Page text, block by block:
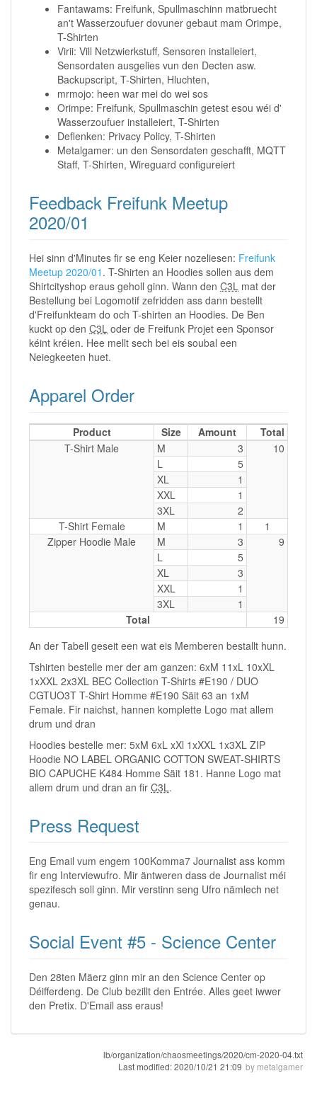
Fantawams: Freifunk, Spullmaschinn matbruecht
an't Wasserzoufuer dovuner gebaut mam Orimpe,
T-Shirten
Virii: Vill Netzwierkstuff, Sensoren installeiert,
Sensordaten ausgelies vun den Decten asw.
Backupscript, T-Shirten, Hluchten,
mrmojo: heen war mei do wei sos
Orimpe: Freifunk, Spullmaschin getest esou wéi d'
Wasserzoufuer installeiert, T-Shirten
Deflenken: Privacy Policy, T-Shirten
Metalgamer: un den Sensordaten geschafft, MQTT
Staff, T-Shirten, Wireguard configureiert
Feedback Freifunk Meetup
2020/01
Hei sinn d'Minutes fir se eng Keier nozeliesen: Freifunk
Meetup 2020/01 . T-Shirten an Hoodies sollen aus dem
Shirtcityshop eraus geholl ginn. Wann den C3L mat der
Bestellung bei Logomotif zefridden ass dann bestellt
d'Freifunkteam do och T-shirten an Hoodies. De Ben
kuckt op den C3L oder de Freifunk Projet een Sponsor
kéint kréien. Hee mellt sech bei eis soubal een
Neiegkeeten huet.
Apparel Order
Product Size Amount
Total
T-Shirt Male
M 3
10
L
5
XL
1
XXL
1
3XL
2
T-Shirt Female
M 1
1
Zipper Hoodie Male
M 3
9
L
5
XL
3
XXL
1
3XL
1
Total
19
An der Tabell geseit een wat eis Memberen bestallt hunn.
Tshirten bestelle mer der am ganzen: 6xM 11xL 10xXL
1xXXL 2x3XL BEC Collection T-Shirts #E190 / DUO
CGTUO3T T-Shirt Homme #E190 Säit 63 an 1xM
Female. Fir naichst, hannen komplette Logo mat allem
drum und dran
Hoodies bestelle mer: 5xM 6xL xXl 1xXXL 1x3XL ZIP
Hoodie NO LABEL ORGANIC COTTON SWEAT-SHIRTS
BIO CAPUCHE K484 Homme Säit 181. Hanne Logo mat
allem drum und dran an fir C3L.
Press Request
Eng Email vum engem 100Komma7 Journalist ass komm
fir eng Interviewufro. Mir äntweren dass de Journalist méi
spezifesch soll ginn. Mir verstinn seng Ufro nämlech net
genau.
Social Event #5 - Science Center
Den 28ten Mäerz ginn mir an den Science Center op
Déifferdeng. De Club bezillt den Entrée. Alles geet iwwer
den Pretix. D'Email ass eraus!
lb/organization/chaosmeetings/2020/cm-2020-04.txt
Last modified:2020/10/21 21:09 by metalgamer